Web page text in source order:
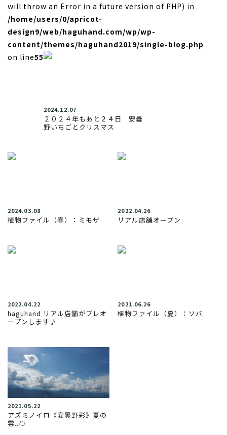
will throw an Error in a future version of PHP) in
/home/users/0/apricot-
design9/web/haguhand.com/wp/wp-
content/themes/haguhand2019/single-blog.php
on line55
2024.12.07
２０２４年もあと２４日 安曇
野いちごとクリスマス
2024.03.08
植物ファイル（春）：ミモザ
2022.04.26
リアル店舗オープン
2022.04.22
haguhand リアル店舗がプレオ
ープンします♪
2021.06.26
植物ファイル（夏）：ソバ
2021.05.22
アズミノイロ《安曇野彩》夏の
雲..☁︎